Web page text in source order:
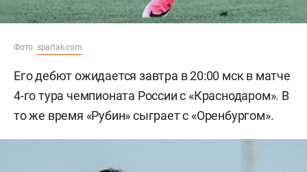
Фото: spartak.com
Его дебют ожидается завтра в 20:00 мск в матче
4-го тура чемпионата России с «Краснодаром». В
то же время «Рубин» сыграет с «Оренбургом».